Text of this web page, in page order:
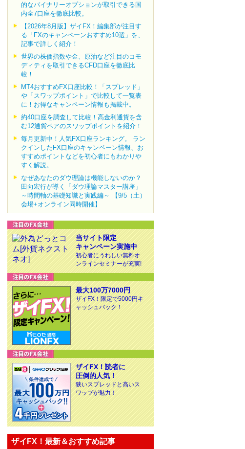
的なバイナリーオプションが取引できる国
内全7口座を徹底比較。
【2026年8月版】ザイFX！編集部が注目す
る「FXのキャンペーンおすすめ10選」を、
記事で詳しく紹介！
世界の株価指数や金、原油など注目のコモ
ディティを取引できるCFD口座を徹底比
較！
MT4おすすめFX口座比較！「スプレッド」
や「スワップポイント」で比較して一覧表
に！お得なキャンペーン情報も掲載中。
約40口座を調査して比較！高金利通貨を含
む12通貨ペアのスワップポイントを紹介！
毎月更新中！人気FX口座ランキング。 ラン
クインしたFX口座のキャンペーン情報、お
すすめポイントなどを初心者にもわかりや
すく解説。
なぜあなたのダウ理論は機能しないのか？
田向宏行が導く「ダウ理論マスター講座」
～時間軸の基礎知識と実践編～ 【9/5（土）
会場+オンライン同時開催】
当サイト限定
キャンペーン実施中
初心者にうれしい無料オ
ンラインセミナーが充実!
最大100万7000円
ザイFX！限定で5000円キ
ャッシュバック！
ザイFX！読者に
圧倒的人気！
狭いスプレッドと高いス
ワップが魅力！
ザイFX！最新＆おすすめ記事